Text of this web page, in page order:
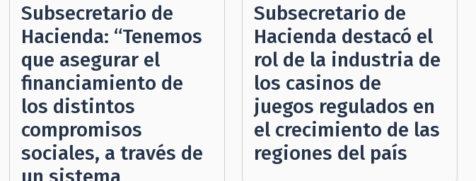
Subsecretario de
Hacienda: “Tenemos
que asegurar el
financiamiento de
los distintos
compromisos
sociales, a través de
un sistema
Subsecretario de
Hacienda destacó el
rol de la industria de
los casinos de
juegos regulados en
el crecimiento de las
regiones del país